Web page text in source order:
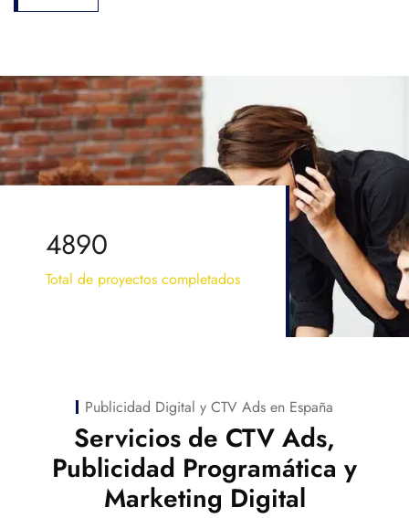
4890
Total de proyectos completados
Publicidad Digital y CTV Ads en España
Servicios de CTV Ads,
Publicidad Programática y
Marketing Digital